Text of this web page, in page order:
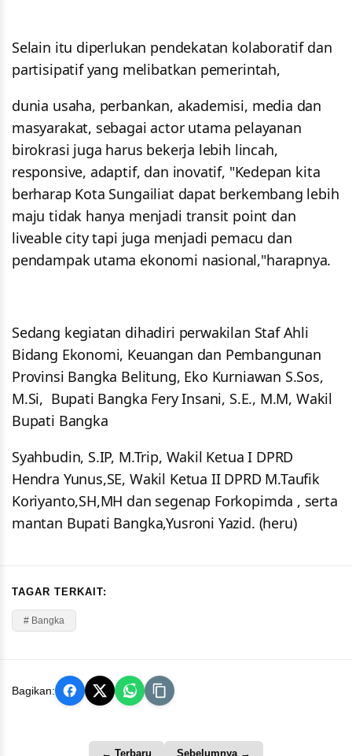
Selain itu diperlukan pendekatan kolaboratif dan
partisipatif yang melibatkan pemerintah,
dunia usaha, perbankan, akademisi, media dan
masyarakat, sebagai actor utama pelayanan
birokrasi juga harus bekerja lebih lincah,
responsive, adaptif, dan inovatif, "Kedepan kita
berharap Kota Sungailiat dapat berkembang lebih
maju tidak hanya menjadi transit point dan
liveable city tapi juga menjadi pemacu dan
pendampak utama ekonomi nasional,"harapnya.
Sedang kegiatan dihadiri perwakilan Staf Ahli
Bidang Ekonomi, Keuangan dan Pembangunan
Provinsi Bangka Belitung, Eko Kurniawan S.Sos,
M.Si, Bupati Bangka Fery Insani, S.E., M.M, Wakil
Bupati Bangka
Syahbudin, S.IP, M.Trip, Wakil Ketua I DPRD
Hendra Yunus,SE, Wakil Ketua II DPRD M.Taufik
Koriyanto,SH,MH dan segenap Forkopimda , serta
mantan Bupati Bangka,Yusroni Yazid. (heru)
TAGAR TERKAIT:
# Bangka
Bagikan:
← Terbaru Sebelumnya →